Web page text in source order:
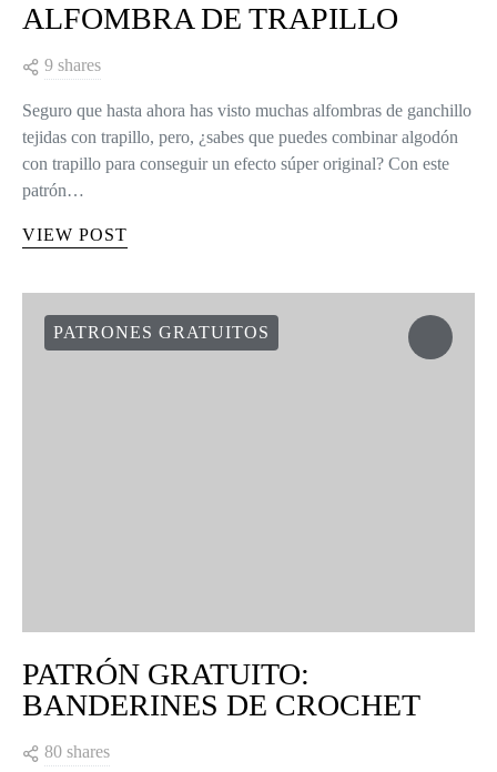
ALFOMBRA DE TRAPILLO
9 shares
Seguro que hasta ahora has visto muchas alfombras de ganchillo
tejidas con trapillo, pero, ¿sabes que puedes combinar algodón
con trapillo para conseguir un efecto súper original? Con este
patrón…
VIEW POST
PATRONES GRATUITOS
PATRÓN GRATUITO:
BANDERINES DE CROCHET
80 shares